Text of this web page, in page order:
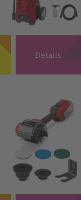
Détails